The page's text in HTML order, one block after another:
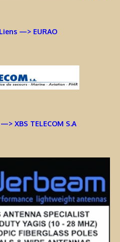
—> EURAO
XBS TELECOM S.A